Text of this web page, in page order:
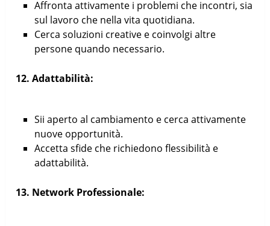
Affronta attivamente i problemi che incontri, sia
sul lavoro che nella vita quotidiana.
Cerca soluzioni creative e coinvolgi altre
persone quando necessario.
12. Adattabilità:
Sii aperto al cambiamento e cerca attivamente
nuove opportunità.
Accetta sfide che richiedono flessibilità e
adattabilità.
13. Network Professionale: